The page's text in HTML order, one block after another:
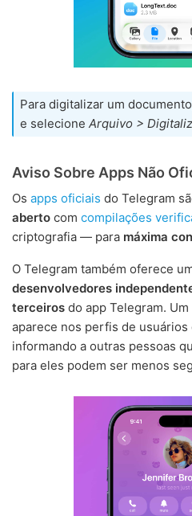
Para digitalizar um
e selecione Arquivo >
Aviso Sobre Apps Não
Os apps oficiais do Telegram
aberto com compilações
criptografia — para máxima
O Telegram também oferece
desenvolvedores
terceiros do app Telegram. Um
aparece nos perfis de usuários
informando a outras pessoas
para eles podem ser menos